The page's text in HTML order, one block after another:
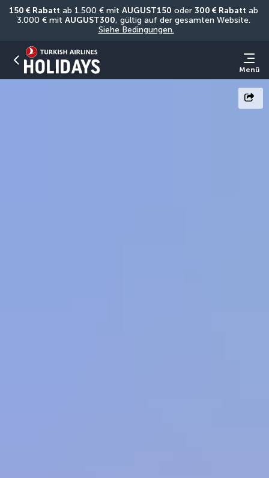
150 € Rabatt ab 1.500 € mit AUGUST150 oder 300 € Rabatt ab
3.000 € mit AUGUST300
Siehe Bedingungen.
Menü